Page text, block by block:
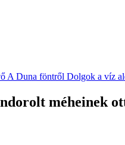
A Duna föntről Dolgok a víz
méheinek